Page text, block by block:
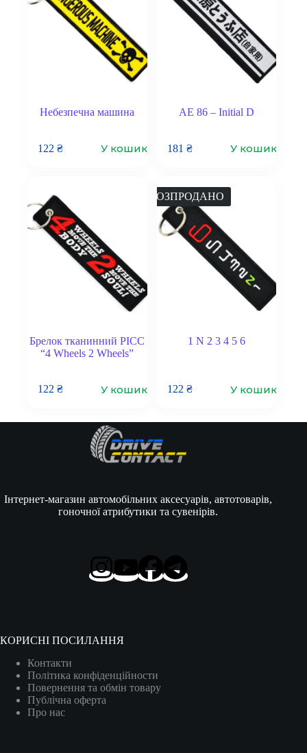
Небезпечна машина
122₴ У кошик
AE 86 – Initial D
181 ₴ У кошик
Брелок тканинний PICC
“4 Wheels 2 Wheels”
122₴ У кошик
РОЗПРОДАНО
1 N 2 3 4 5 6
122 ₴ У кошик
Інтернет-магазин автомобільних аксесуарів, автотоварів,
гоночної атрибутики та сувенірів.
КОРИСНІ ПОСИЛАННЯ
Контакти
Політика конфіденційности
Повернення та обмін товару
Публічна оферта
Про нас